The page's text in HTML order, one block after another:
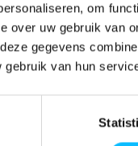
om
over uw gebruik van
gegevens
van hun
wat jou maat is?
-